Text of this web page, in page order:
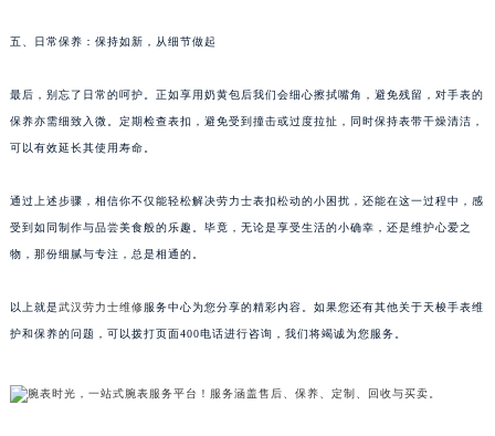
五、日常保养：保持如新，从细节做起
最后，别忘了日常的呵护。正如享用奶黄包后我们会细心擦拭嘴角，避免残留，对手表的
保养亦需细致入微。定期检查表扣，避免受到撞击或过度拉扯，同时保持表带干燥清洁，
可以有效延长其使用寿命。
通过上述步骤，相信你不仅能轻松解决劳力士表扣松动的小困扰，还能在这一过程中，感
受到如同制作与品尝美食般的乐趣。毕竟，无论是享受生活的小确幸，还是维护心爱之
物，那份细腻与专注，总是相通的。
以上就是武汉劳力士维修服务中心为您分享的精彩内容。如果您还有其他关于天梭手表维
护和保养的问题，可以拨打页面400电话进行咨询，我们将竭诚为您服务。